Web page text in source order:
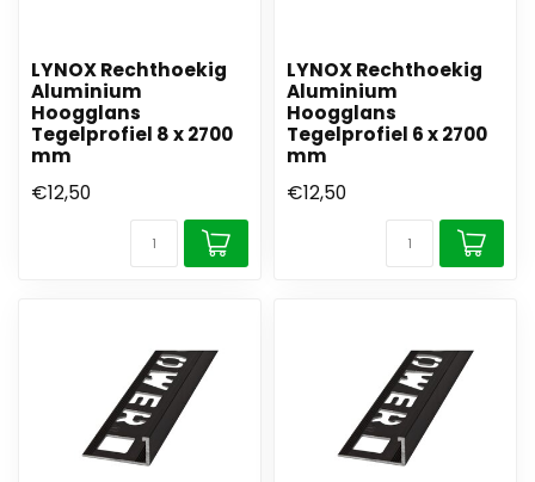
LYNOX Rechthoekig
Aluminium
Hoogglans
Tegelprofiel 8 x 2700
mm
€12,50
LYNOX Rechthoekig
Aluminium
Hoogglans
Tegelprofiel 6 x 2700
mm
€12,50